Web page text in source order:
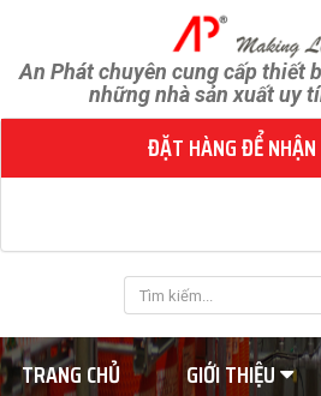
An Phát chuyên cung cấp thiết
những nhà sản xuất uy
ĐẶT HÀNG ĐỂ
TRANG CHỦ GIỚI THIỆU